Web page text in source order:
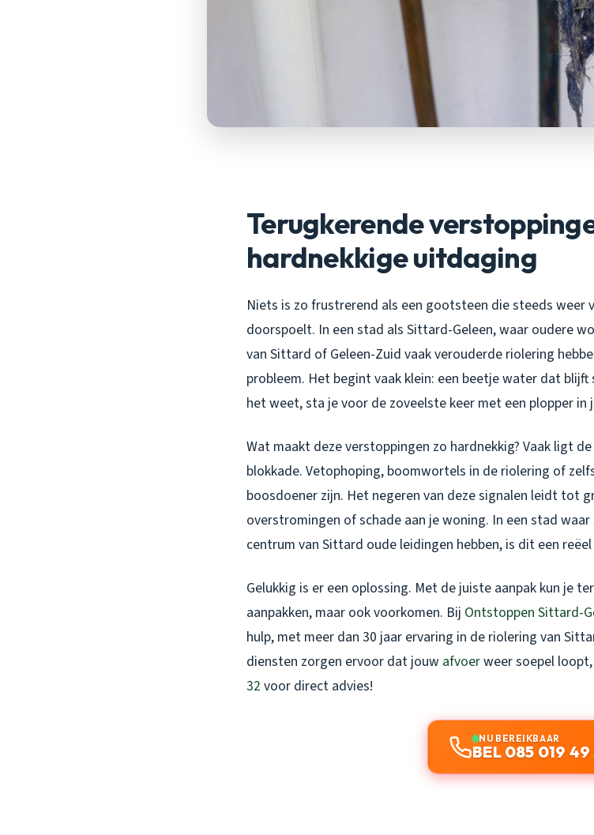
Terugkerende
hardnekkige uitdaging
Niets is zo frustrerend als een gootsteen die steeds
doorspoelt. In een stad als Sittard-Geleen, waar oudere
van Sittard of Geleen-Zuid vaak verouderde riolering
probleem. Het begint vaak klein: een beetje water dat
het weet, sta je voor de zoveelste keer met een plopper in
Wat maakt deze verstoppingen zo hardnekkig? Vaak ligt
blokkade. Vetophoping, boomwortels in de riolering of
boosdoener zijn. Het negeren van deze signalen leidt tot
overstromingen of schade aan je woning. In een stad
centrum van Sittard oude leidingen hebben, is dit een
Gelukkig is er een oplossing. Met de juiste aanpak kun je
aanpakken, maar ook voorkomen. Bij Ontstoppen Sittard-
hulp, met meer dan 30 jaar ervaring in de riolering van
diensten zorgen ervoor dat jouw afvoerweer soepel
32 voor direct advies!
NU BEREIKBAAR
BEL 085 019 49